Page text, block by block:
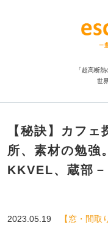
「超高断
世
【秘訣】カフ
所、素材の勉強
KKVEL、蔵部－
2023.05.19 【窓・間取